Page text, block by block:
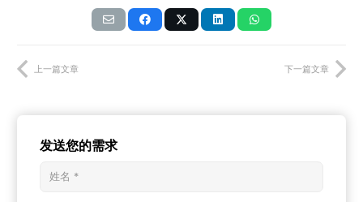
上一篇文章 下一篇文章
发送您的需求